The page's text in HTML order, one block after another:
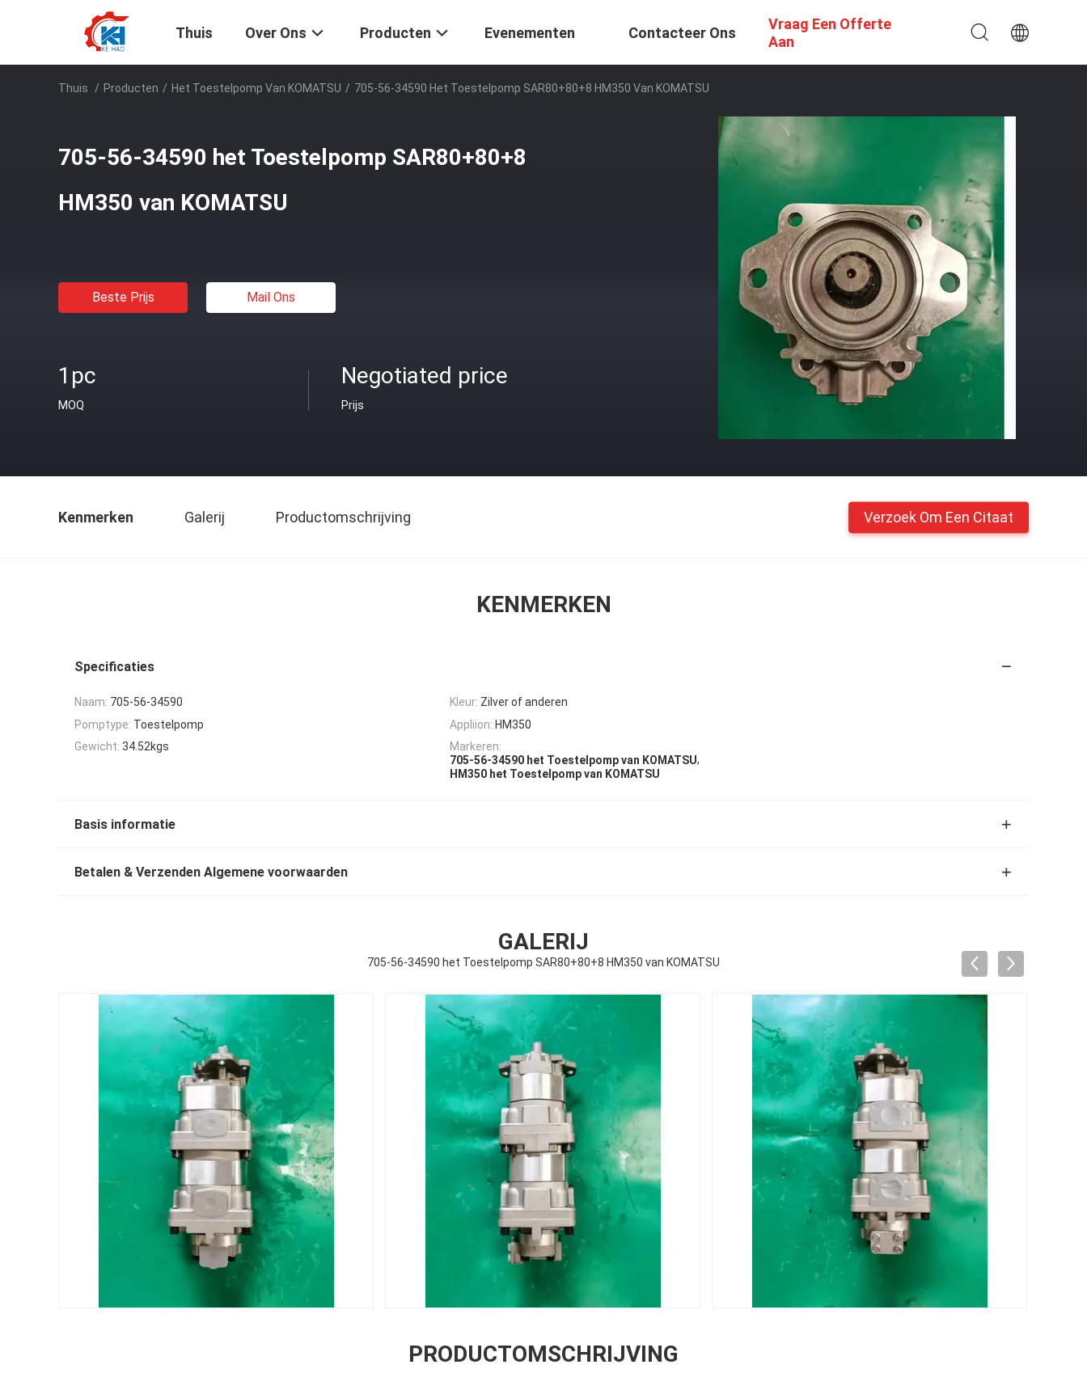
Thuis Over Ons Producten Evenementen Contacteer Ons
Vraag Een Offerte
Aan
Thuis / Producten / Het Toestelpomp Van KOMATSU / 705-56-34590 Het Toestelpomp SAR80+80+8 HM350 Van KOMATSU
705-56-34590 het Toestelpomp SAR80+80+8
HM350 van KOMATSU
Beste Prijs Mail Ons
1pc
MOQ
Negotiated price
Prijs
Kenmerken Galerij Productomschrijving Verzoek Om Een Citaat
KENMERKEN
Specificaties
Naam: 705-56-34590 Kleur: Zilver of anderen
Pomptype: Toestelpomp Appliion: HM350
Gewicht: 34.52kgs
Markeren:
705-56-34590 het Toestelpomp van KOMATSU,
HM350 het Toestelpomp van KOMATSU
Basis informatie
Betalen & Verzenden Algemene voorwaarden
GALERIJ
705-56-34590 het Toestelpomp SAR80+80+8 HM350 van KOMATSU
PRODUCTOMSCHRIJVING